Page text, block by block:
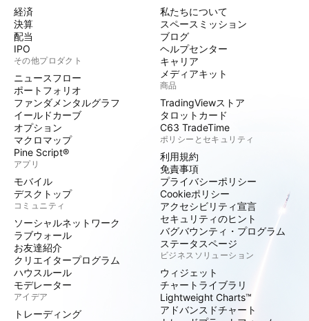
経済
決算
配当
IPO
その他プロダクト
ニュースフロー
ポートフォリオ
ファンダメンタルグラフ
イールドカーブ
オプション
マクロマップ
Pine Script®
アプリ
モバイル
デスクトップ
コミュニティ
ソーシャルネットワーク
ラブウォール
お友達紹介
クリエイタープログラム
ハウスルール
モデレーター
アイデア
トレーディング
私たちについて
スペースミッション
ブログ
ヘルプセンター
キャリア
メディアキット
商品
TradingViewストア
タロットカード
C63 TradeTime
ポリシーとセキュリティ
利用規約
免責事項
プライバシーポリシー
Cookieポリシー
アクセシビリティ宣言
セキュリティのヒント
バグバウンティ・プログラム
ステータスページ
ビジネスソリューション
ウィジェット
チャートライブラリ
Lightweight Charts™
アドバンスドチャート